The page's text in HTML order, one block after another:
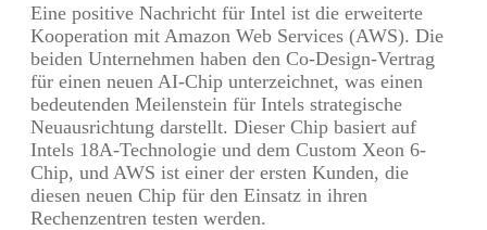
Eine positive Nachricht für Intel ist die erweiterte
Kooperation mit Amazon Web Services (AWS). Die
beiden Unternehmen haben den Co-Design-Vertrag
für einen neuen AI-Chip unterzeichnet, was einen
bedeutenden Meilenstein für Intels strategische
Neuausrichtung darstellt. Dieser Chip basiert auf
Intels 18A-Technologie und dem Custom Xeon 6-
Chip, und AWS ist einer der ersten Kunden, die
diesen neuen Chip für den Einsatz in ihren
Rechenzentren testen werden.